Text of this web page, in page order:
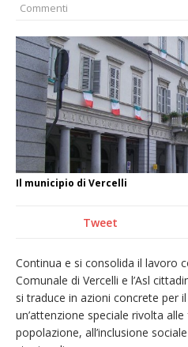
Crisi idrica: il
alcune
Incendio sul
fronte.
sentieri
Dieci anni fa
Commenti
Il municipio di Vercelli
Tweet
Continua e si consolida il lavoro
Comunale di Vercelli e l’Asl
si traduce in azioni concrete per
un’attenzione speciale rivolta
popolazione, all’inclusione